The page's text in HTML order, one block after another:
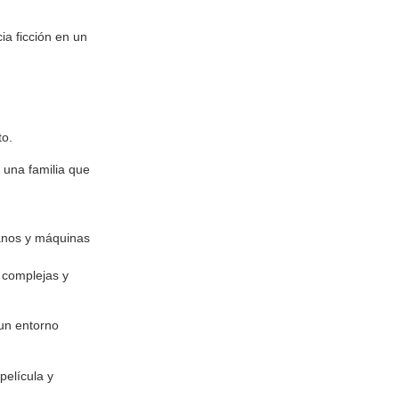
ficción en un
familia que
y máquinas
y
entorno
y